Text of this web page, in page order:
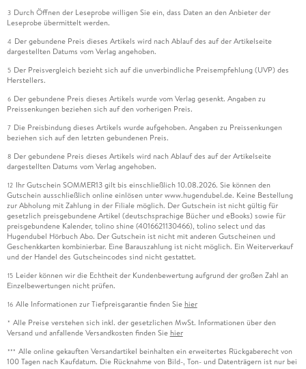
3 Durch Öffnen der Leseprobe willigen Sie ein, dass Daten an den Anbieter der
Leseprobe übermittelt werden.
4 Der gebundene Preis dieses Artikels wird nach Ablauf des auf der Artikelseite
dargestellten Datums vom Verlag angehoben.
5 Der Preisvergleich bezieht sich auf die unverbindliche Preisempfehlung (UVP) des
Herstellers.
6 Der gebundene Preis dieses Artikels wurde vom Verlag gesenkt. Angaben zu
Preissenkungen beziehen sich auf den vorherigen Preis.
7 Die Preisbindung dieses Artikels wurde aufgehoben. Angaben zu Preissenkungen
beziehen sich auf den letzten gebundenen Preis.
8 Der gebundene Preis dieses Artikels wird nach Ablauf des auf der Artikelseite
dargestellten Datums vom Verlag angehoben.
12 Ihr Gutschein SOMMER13 gilt bis einschließlich 10.08.2026. Sie können den
Gutschein ausschließlich online einlösen unter www.hugendubel.de. Keine Bestellung
zur Abholung mit Zahlung in der Filiale möglich. Der Gutschein ist nicht gültig für
gesetzlich preisgebundene Artikel (deutschsprachige Bücher und eBooks) sowie für
preisgebundene Kalender, tolino shine (4016621130466), tolino select und das
Hugendubel Hörbuch Abo. Der Gutschein ist nicht mit anderen Gutscheinen und
Geschenkkarten kombinierbar. Eine Barauszahlung ist nicht möglich. Ein Weiterverkauf
und der Handel des Gutscheincodes sind nicht gestattet.
15 Leider können wir die Echtheit der Kundenbewertung aufgrund der großen Zahl an
Einzelbewertungen nicht prüfen.
16 Alle Informationen zur Tiefpreisgarantie finden Sie hier
* Alle Preise verstehen sich inkl. der gesetzlichen MwSt. Informationen über den
Versand und anfallende Versandkosten finden Sie hier
*** Alle online gekauften Versandartikel beinhalten ein erweitertes Rückgaberecht von
100 Tagen nach Kaufdatum. Die Rücknahme von Bild-, Ton- und Datenträgern ist nur bei